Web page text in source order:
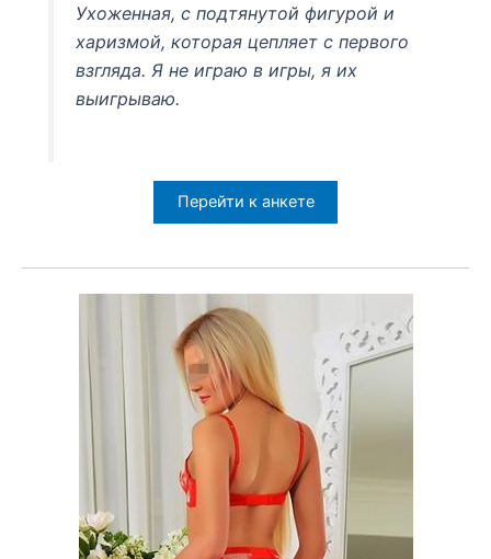
Ухоженная, с подтянутой фигурой и
харизмой, которая цепляет с первого
взгляда. Я не играю в игры, я их
выигрываю.
Перейти к анкете